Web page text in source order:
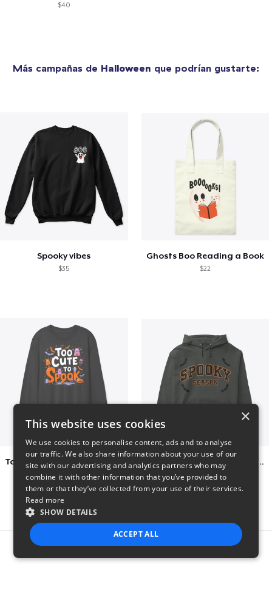
$40
Más campañas de Halloween que podrían gustarte:
Spooky vibes
$35
Ghosts Boo Reading a Book
$22
$37
Varsity Halloween Spooky Season Letter
$29
×
This website uses cookies
We use cookies to personalise content, ads and to analyse
our traffic. We also share information about your use of our
site with our advertising and analytics partners who may
combine it with other information that you’ve provided to
them or that they’ve collected from your use of their services.
Read more
SHOW DETAILS
ACCEPT ALL
STRICTLY NECESSARY PERFORMANCE